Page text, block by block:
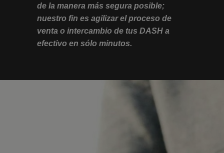
de la manera más segura posible;
nuestro fin es agilizar el proceso de
venta o intercambio de tus DASH a
efectivo en sólo minutos.